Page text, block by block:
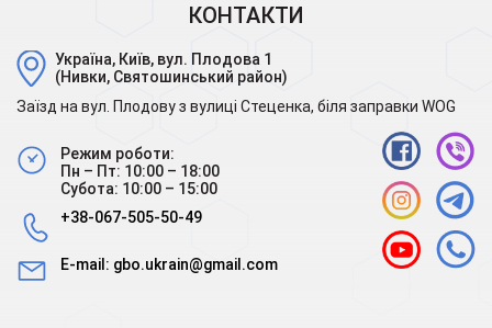
КОНТАКТИ
Україна, Київ, вул. Плодова 1
(Нивки, Святошинський район)
Заїзд на вул. Плодову з вулиці Стеценка, біля заправки WOG
Режим роботи:
Пн – Пт: 10:00 – 18:00
Субота: 10:00 – 15:00
+38-067-505-50-49
E-mail: gbo.ukrain@gmail.com